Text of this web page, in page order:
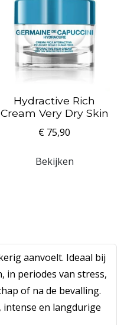
Hydractive Rich
Cream Very Dry Skin
€ 75,90
Bekijken
aanvoelt. Ideaal bij
in periodes van stress,
of na de bevalling.
en langdurige